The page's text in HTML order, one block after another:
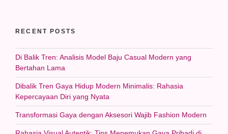
RECENT POSTS
Di Balik Tren: Analisis Model Baju Casual Modern yang
Bertahan Lama
Dibalik Tren Gaya Hidup Modern Minimalis: Rahasia
Kepercayaan Diri yang Nyata
Transformasi Gaya dengan Aksesori Wajib Fashion Modern